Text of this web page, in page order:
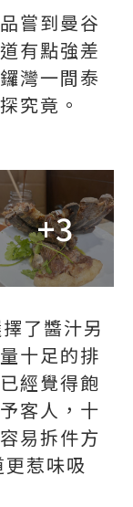
嘗到曼谷
有點強差
灣一間泰
究竟。
+3
了醬汁另
十足的排
經覺得飽
客人，十
易拆件方
惹味吸